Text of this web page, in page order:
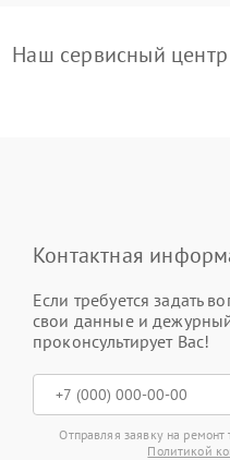
Наш сервисный
Контактная
Если требуется задать
свои данные и
проконсультирует Вас!
Отправляя заявку на
Политикой